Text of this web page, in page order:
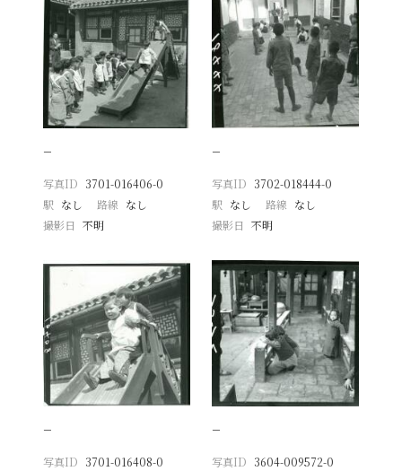
−
写真ID 3701-016406-0
駅 なし 路線 なし
撮影日
不明
−
写真ID 3702-018444-0
駅 なし 路線 なし
撮影日 不明
−
写真ID 3701-016408-0
−
写真ID 3604-009572-0